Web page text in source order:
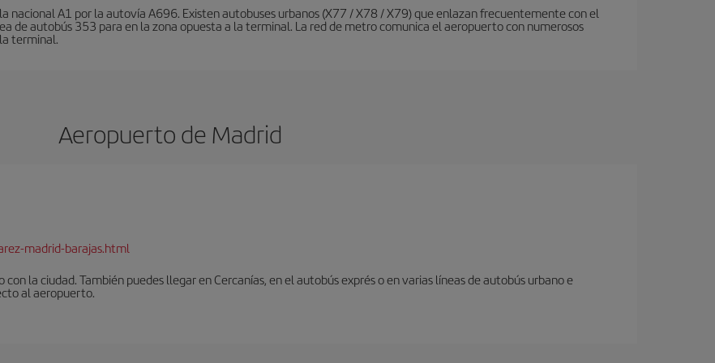
nacional A1 por la autovía A696. Existen autobuses urbanos (X77 / X78 / X79) que enlazan frecuentemente con el
de autobús 353 para en la zona opuesta a la terminal. La red de metro comunica el aeropuerto con numerosos
terminal.
Aeropuerto de Madrid
madrid-barajas.html
la ciudad. También puedes llegar en Cercanías, en el autobús exprés o en varias líneas de autobús urbano e
al aeropuerto.